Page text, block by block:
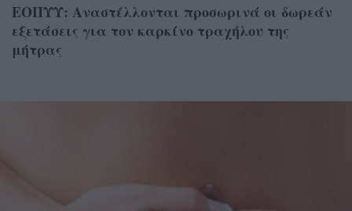
ΕΟΠΥΥ: Αναστέλλονται προσωρινά οι δωρεάν
εξετάσεις για τον καρκίνο τραχήλου της
μήτρας